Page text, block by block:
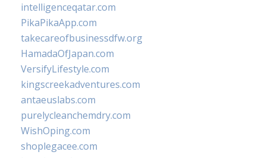
intelligenceqatar.com
PikaPikaApp.com
takecareofbusinessdfw.org
HamadaOfJapan.com
VersifyLifestyle.com
kingscreekadventures.com
antaeuslabs.com
purelycleanchemdry.com
WishOping.com
shoplegacee.com